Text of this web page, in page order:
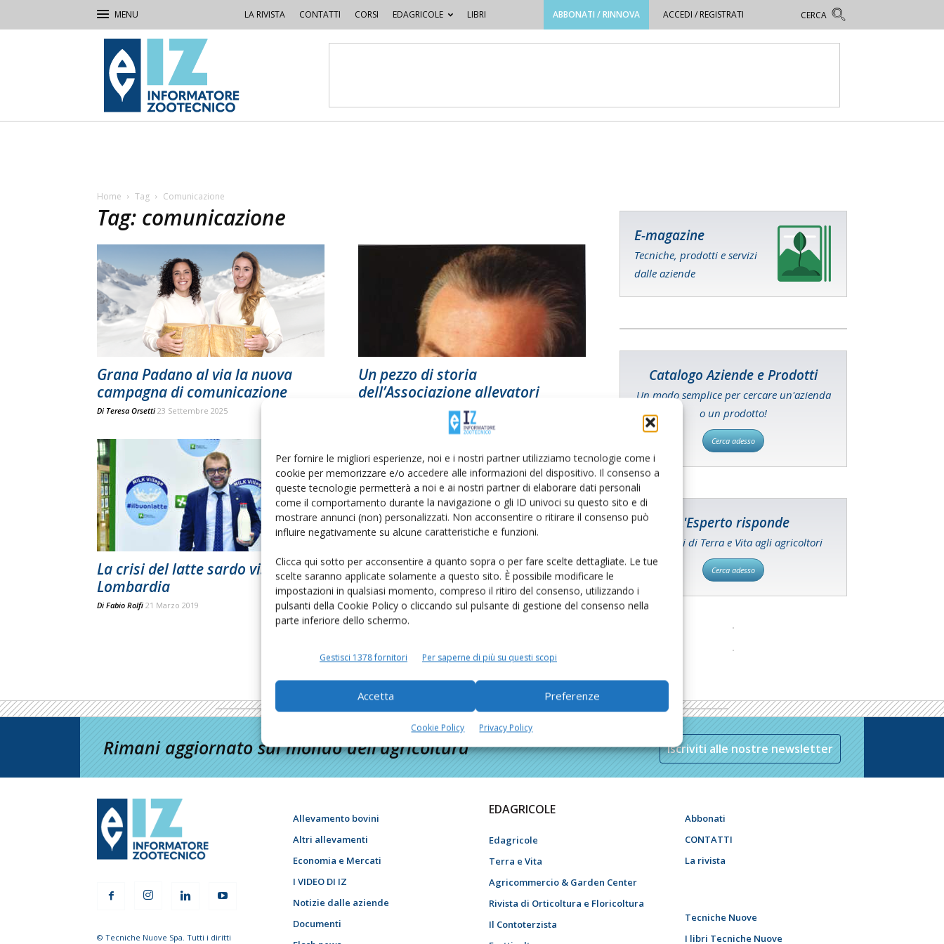
Per fornire le migliori esperienze, noi e i nostri partner utilizziamo tecnologie come i
cookie per memorizzare e/o accedere alle informazioni del dispositivo. Il consenso a
queste tecnologie permetterà a noi e ai nostri partner di elaborare dati personali
come il comportamento durante la navigazione o gli ID univoci su questo sito e di
mostrare annunci (non) personalizzati. Non acconsentire o ritirare il consenso può
influire negativamente su alcune caratteristiche e funzioni.
Clicca qui sotto per acconsentire a quanto sopra o per fare scelte dettagliate. Le tue
scelte saranno applicate solamente a questo sito. È possibile modificare le
impostazioni in qualsiasi momento, compreso il ritiro del consenso, utilizzando i
pulsanti della Cookie Policy o cliccando sul pulsante di gestione del consenso nella
parte inferiore dello schermo.
Gestisci 1378 fornitori Per saperne di più su questi scopi
Accetta Preferenze
Cookie Policy Privacy Policy
LA RIVISTA CONTATTI CORSI EDAGRICOLE LIBRI ABBONATI / RINNOVA ACCEDI / REGISTRATI
IZ
Informatore
Zootecnico
Home Tag Comunicazione
Tag: comunicazione
Grana Padano al via la nuova
campagna di comunicazione
Di Teresa Orsetti 23 Settembre 2025
Un pezzo di storia
dell’Associazione allevatori
10 Marzo 2021
La crisi del latte sardo vista dalla
Lombardia
Di Fabio Rolfi 21 Marzo 2019
Comunicazione nitrati validità
quinquennale
Di Francesca Baccino- 15 Marzo 2018
E-magazine
Tecniche, prodotti e servizi
dalle aziende
Catalogo Aziende e Prodotti
Un modo semplice per cercare un'azienda
o un prodotto!
Cerca adesso
L'Esperto risponde
I consigli di Terra e Vita agli agricoltori
Cerca adesso
Rimani aggiornato sul mondo dell’agricoltura Iscriviti alle nostre newsletter
© Tecniche Nuove Spa. Tutti i diritti
Allevamento bovini
Altri allevamenti
Economia e Mercati
I VIDEO DI IZ
Notizie dalle aziende
Documenti
EDAGRICOLE
Edagricole
Terra e Vita
Agricommercio & Garden Center
Rivista di Orticoltura e Floricoltura
Il Contoterzista
Abbonati
CONTATTI
La rivista
Tecniche Nuove
I libri Tecniche Nuove